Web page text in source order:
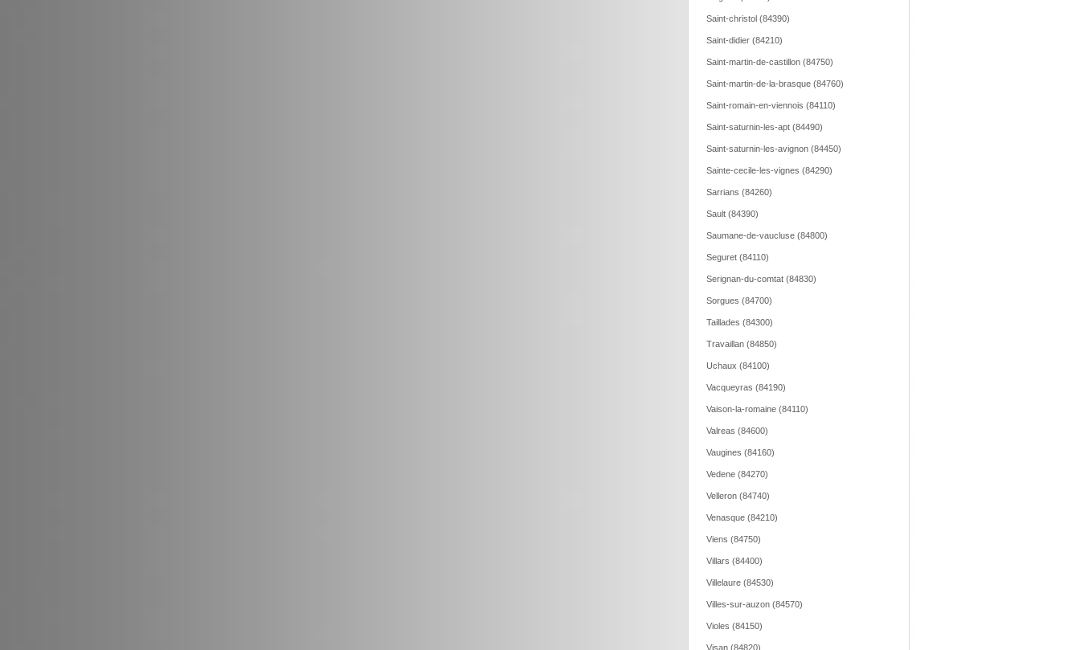
Saint-christol (84390)
Saint-didier (84210)
Saint-martin-de-castillon (84750)
Saint-martin-de-la-brasque (84760)
Saint-romain-en-viennois (84110)
Saint-saturnin-les-apt (84490)
Saint-saturnin-les-avignon (84450)
Sainte-cecile-les-vignes (84290)
Sarrians (84260)
Sault (84390)
Saumane-de-vaucluse (84800)
Seguret (84110)
Serignan-du-comtat (84830)
Sorgues (84700)
Taillades (84300)
Travaillan (84850)
Uchaux (84100)
Vacqueyras (84190)
Vaison-la-romaine (84110)
Valreas (84600)
Vaugines (84160)
Vedene (84270)
Velleron (84740)
Venasque (84210)
Viens (84750)
Villars (84400)
Villelaure (84530)
Villes-sur-auzon (84570)
Violes (84150)
Visan (84820)